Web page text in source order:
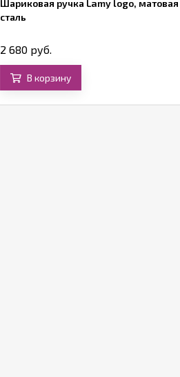
Шариковая ручка Lamy logo, матовая
сталь
2 680 руб.
В корзину